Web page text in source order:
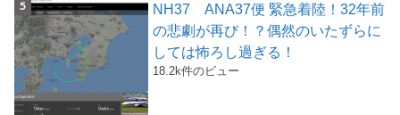
NH37 ANA37便 緊急着陸！32年前
の悲劇が再び！？偶然のいたずらに
しては怖ろし過ぎる！
18.2k件のビュー